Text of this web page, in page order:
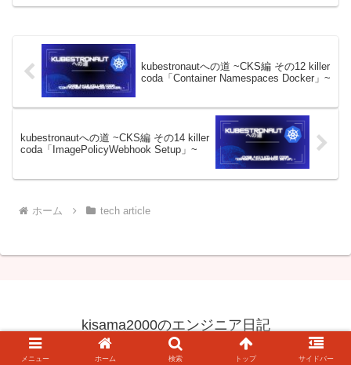
kubestronautへの道 ~CKS編 その12 killer
coda「Container Namespaces Docker」~
kubestronautへの道 ~CKS編 その14 killer
coda「ImagePolicyWebhook Setup」~
ホーム tech article
kisama2000のエンジニア日記
© 2023 kisama2000のエンジニア日記.
メニュー ホーム 検索 トップ サイドバー